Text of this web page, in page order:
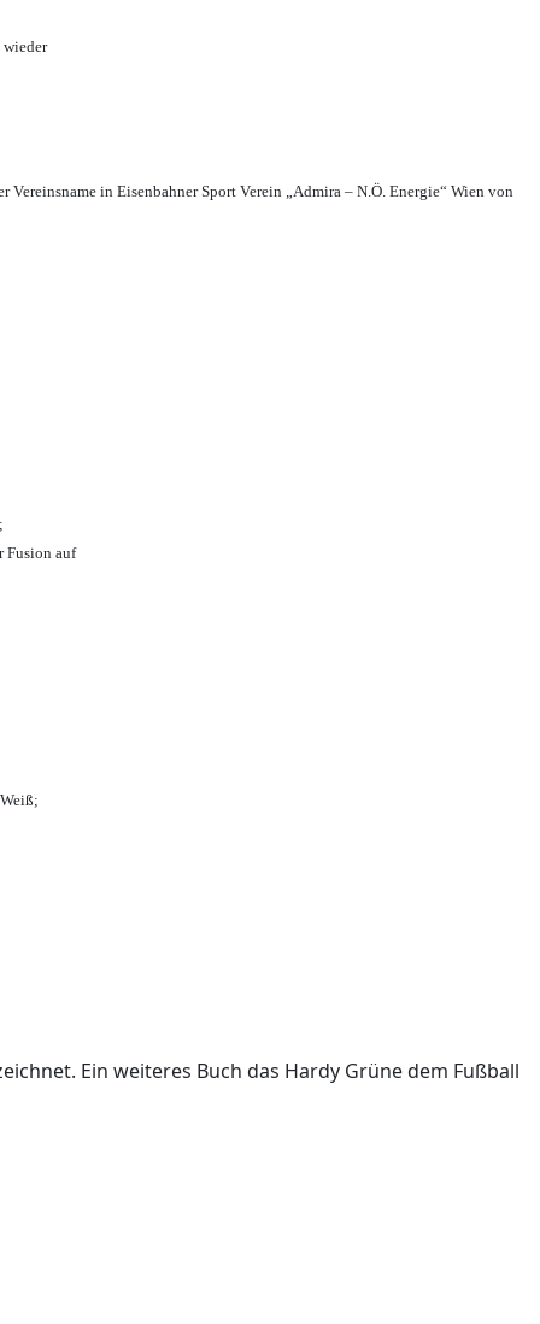
wieder
Vereinsname in Eisenbahner Sport Verein „Admira – N.Ö. Energie“ Wien von
Fusion auf
Ein weiteres Buch das Hardy Grüne dem Fußball